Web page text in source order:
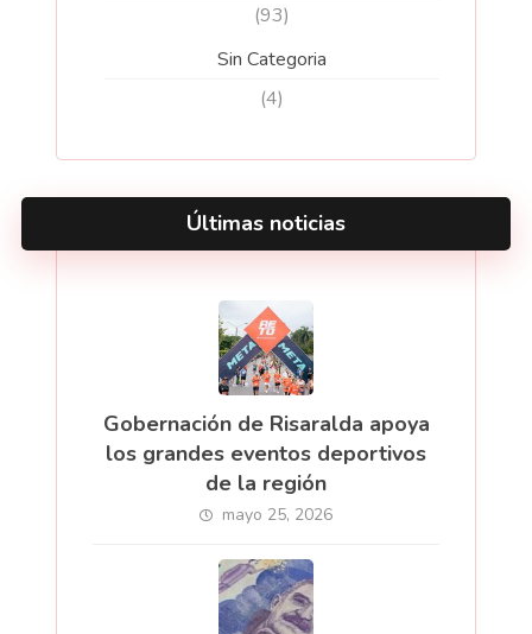
(93)
Sin Categoria
(4)
Últimas noticias
Gobernación de Risaralda apoya
los grandes eventos deportivos
de la región
mayo 25, 2026